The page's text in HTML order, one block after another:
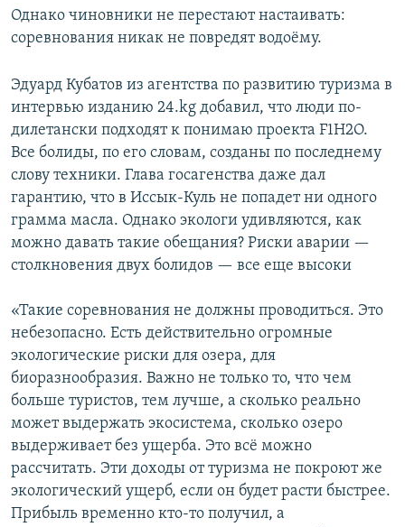
Однако чиновники не перестают настаивать:
соревнования никак не повредят водоёму.
Эдуард Кубатов из агентства по развитию туризма в
интервью изданию 24.kg добавил, что люди по-
дилетански подходят к понимаю проекта F1H2O.
Все болиды, по его словам, созданы по последнему
слову техники. Глава госагенства даже дал
гарантию, что в Иссык-Куль не попадет ни одного
грамма масла. Однако экологи удивляются, как
можно давать такие обещания? Риски аварии —
столкновения двух болидов — все еще высоки
«Такие соревнования не должны проводиться. Это
небезопасно. Есть действительно огромные
экологические риски для озера, для
биоразнообразия. Важно не только то, что чем
больше туристов, тем лучше, а сколько реально
может выдержать экосистема, сколько озеро
выдерживает без ущерба. Это всё можно
рассчитать. Эти доходы от туризма не покроют же
экологический ущерб, если он будет расти быстрее.
Прибыль временно кто-то получил, а